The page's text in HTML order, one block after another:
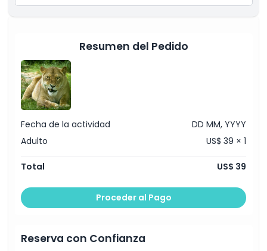
Resumen del Pedido
Fecha de la actividad
DD MM, YYYY
Adulto
US$ 39 × 1
Total US$ 39
Proceder al Pago
Reserva con Confianza